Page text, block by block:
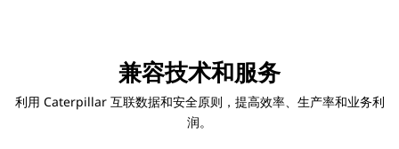
兼容技术和服务
利用 Caterpillar 互联数据和安全原则，提高效率、生产率和业务利
润。